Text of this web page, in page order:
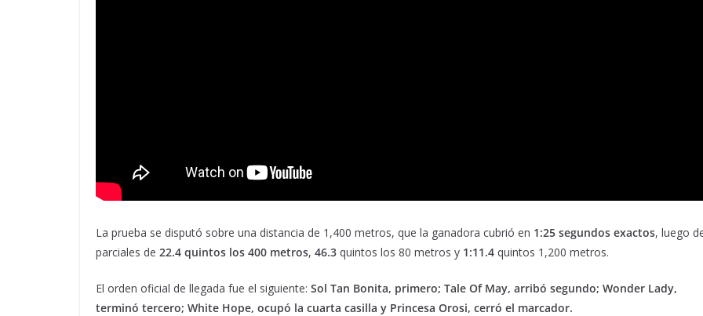
La prueba se disputó sobre una distancia de 1,400 metros, que la ganadora cubrió en 1:25 segundos exactos, luego
parciales de 22.4 quintos los 400 metros, 46.3 quintos los 80 metros y 1:11.4 quintos 1,200 metros.
El orden oficial de llegada fue el siguiente: Sol Tan Bonita, primero; Tale Of May, arribó segundo; Wonder Lady,
terminó tercero; White Hope, ocupó la cuarta casilla y Princesa Orosi, cerró el marcador.